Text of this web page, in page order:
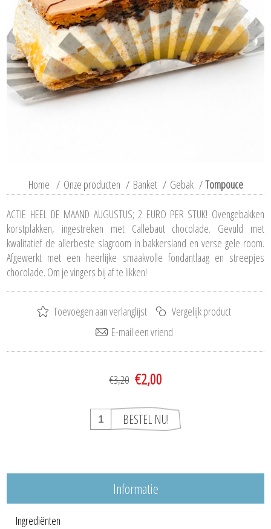
Home / Onze producten / Banket / Gebak /Tompouce
ACTIE HEEL DE MAAND AUGUSTUS; 2 EURO PER STUK! Ovengebakken
korstplakken, ingestreken met Callebaut chocolade. Gevuld met
kwalitatief de allerbeste slagroom in bakkersland en verse gele room.
Afgewerkt met een heerlijke smaakvolle fondantlaag en streepjes
chocolade. Om je vingers bij af te likken!
€3,20 €2,00
Informatie
Ingrediënten